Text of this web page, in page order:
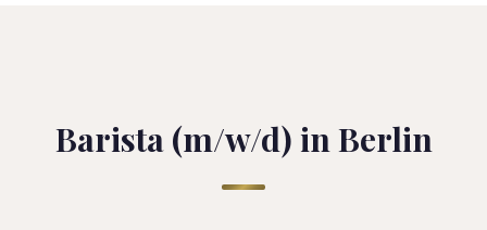
Barista (m/w/d) in Berlin